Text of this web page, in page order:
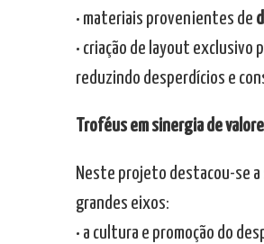
• materiais provenientes de
• criação de layout exclusivo
reduzindo desperdícios e
Troféus em sinergia de
Neste projeto destacou-se
grandes eixos:
• a cultura e promoção do